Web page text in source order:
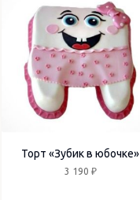
Торт «Зубик в юбочке»
3 190 ₽